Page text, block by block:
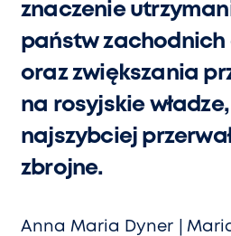
znaczenie
państw zachodnich
oraz zwiększania
na rosyjskie
najszybciej
zbrojne.
Anna Maria Dyner